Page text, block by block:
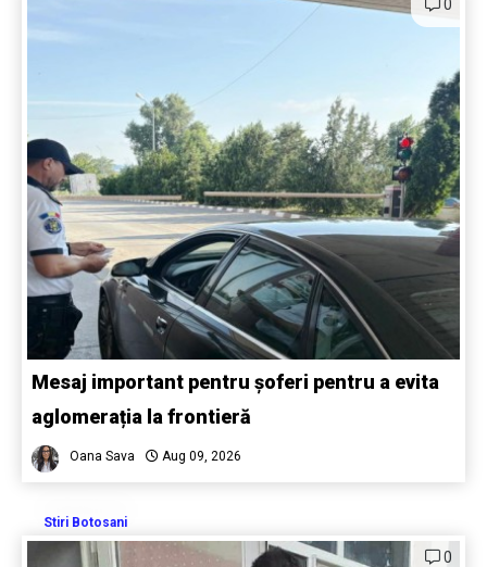
0
Mesaj important pentru șoferi pentru a evita
aglomerația la frontieră
Oana Sava Aug 09, 2026
Stiri Botosani
0